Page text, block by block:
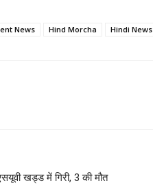
News Hind Morcha Hindi News
खड्ड में गिरी, 3 की मौत